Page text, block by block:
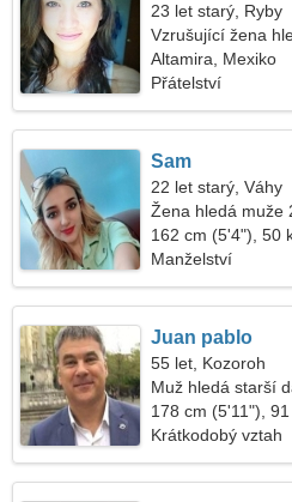
23 let starý, Ryby
Vzrušující žena
Altamira, Mexiko
Přátelství
Sam
22 let starý, Váhy
Žena hledá muže
162 cm (5'4"), 50
Manželství
Juan pablo
55 let, Kozoroh
Muž hledá starší
178 cm (5'11"),
Krátkodobý vztah